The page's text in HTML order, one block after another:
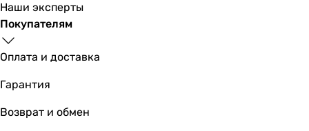
3.21
3.21
3.21
3.21
3.21
3.33
Наши эксперты
Покупателям
Оплата и доставка
Гарантия
Возврат и обмен